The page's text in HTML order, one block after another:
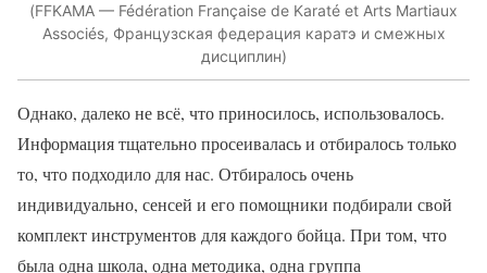
(FFKAMA — Fédération Française de Karaté et Arts Martiaux
Associés, Французская федерация каратэ и смежных
дисциплин)
Однако, далеко не всё, что приносилось, использовалось.
Информация тщательно просеивалась и отбиралось только
то, что подходило для нас. Отбиралось очень
индивидуально, сенсей и его помощники подбирали свой
комплект инструментов для каждого бойца. При том, что
была одна школа, одна методика, одна группа